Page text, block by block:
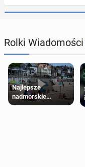
Rolki Wiadomości
Najlepsze
nadmorskie
miasteczko blisko